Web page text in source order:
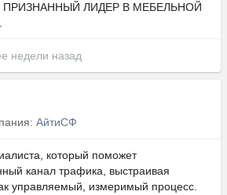
ПРИЗНАННЫЙ ЛИДЕР В МЕБЕЛЬНОЙ
недели назад
АйтиСФ
который поможет
канал трафика, выстраивая
управляемый, измеримый процесс.